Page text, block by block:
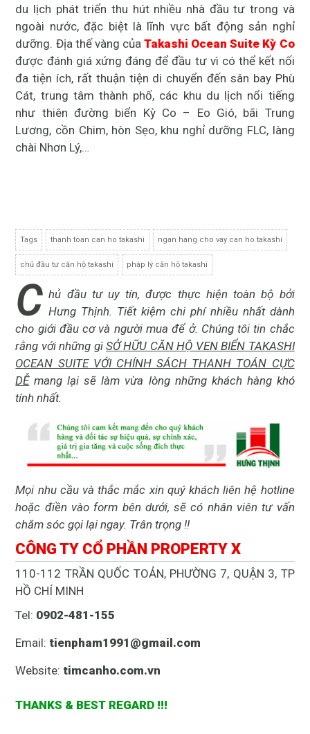
du lịch phát triển thu hút nhiều nhà đầu tư trong và
ngoài nước, đặc biệt là lĩnh vực bất động sản nghỉ
dưỡng. Địa thế vàng củaTakashi Ocean Suite Kỳ Co
được đánh giá xứng đáng để đầu tư vì có thể kết nối
đa tiện ích, rất thuận tiện di chuyển đến sân bay Phù
Cát, trung tâm thành phố, các khu du lịch nổi tiếng
như thiên đường biển Kỳ Co – Eo Gió, bãi Trung
Lương, cồn Chim, hòn Sẹo, khu nghỉ dưỡng FLC, làng
chài Nhơn Lý,…
Tags thanh toan can ho takashi ngan hang cho vay can ho takashi
chủ đầu tư căn hộ takashi pháp lý căn hộ takashi
C hủ đầu tư uy tín, được thực hiện toàn bộ bởi
Hưng Thịnh. Tiết kiệm chi phí nhiều nhất dành
cho giới đầu cơ và người mua để ở. Chúng tôi tin chắc
rằng với những gìSỞ HỮU CĂN HỘ VEN BIỂN TAKASHI
OCEAN SUITE VỚI CHÍNH SÁCH THANH TOÁN CỰC
DỄmang lại sẽ làm vừa lòng những khách hàng khó
tính nhất.
Mọi nhu cầu và thắc mắc xin quý khách liên hệ hotline
hoặc điền vào form bên dưới, sẽ có nhân viên tư vấn
chăm sóc gọi lại ngay. Trân trọng !!
CÔNG TY CỔ PHẦN PROPERTY X
110-112 TRẦN QUỐC TOẢN, PHƯỜNG 7, QUẬN 3, TP
HỒ CHÍ MINH
Tel: 0902-481-155
Email:tienpham1991@gmail.com
Website:timcanho.com.vn
THANKS & BEST REGARD !!!